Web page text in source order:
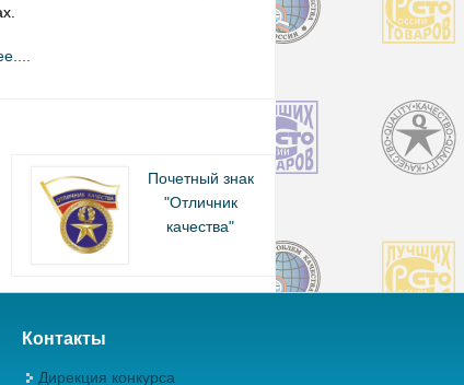
Почетный знак
"Отличник
качества"
Контакты
Дирекция конкурса